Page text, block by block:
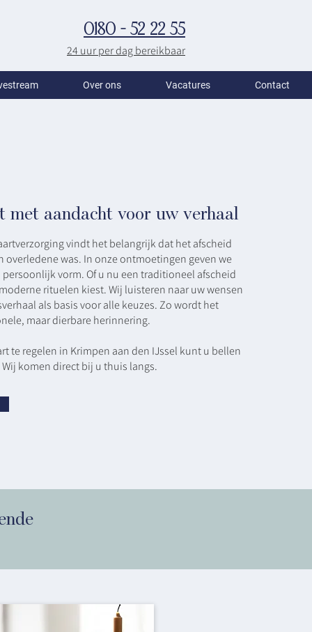
0180 - 52 22 55
24 uur per dag bereikbaar
met aandacht voor uw verhaal
vindt het belangrijk dat het afscheid
overledene was. In onze ontmoetingen geven we
vorm. Of u nu een traditioneel afscheid
rituelen kiest. Wij luisteren naar uw wensen
als basis voor alle keuzes. Zo wordt het
maar dierbare herinnering.
te regelen in Krimpen aan den IJssel kunt u bellen
Wij komen direct bij u thuis langs.
Over ons Vacatures Contact